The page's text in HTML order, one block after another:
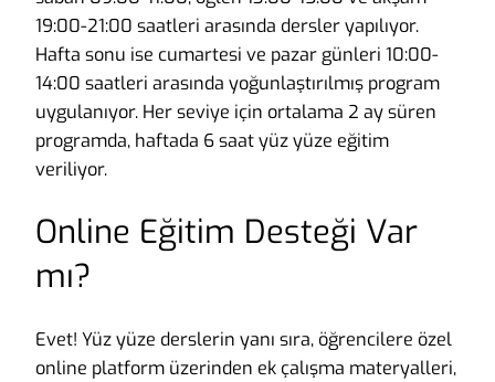
19:00-21:00 saatleri arasında dersler yapılıyor.
Hafta sonu ise cumartesi ve pazar günleri 10:00-
14:00 saatleri arasında yoğunlaştırılmış program
uygulanıyor. Her seviye için ortalama 2 ay süren
programda, haftada 6 saat yüz yüze eğitim
veriliyor.
Online Eğitim Desteği Var
mı?
Evet! Yüz yüze derslerin yanı sıra, öğrencilere özel
online platform üzerinden ek çalışma materyalleri,